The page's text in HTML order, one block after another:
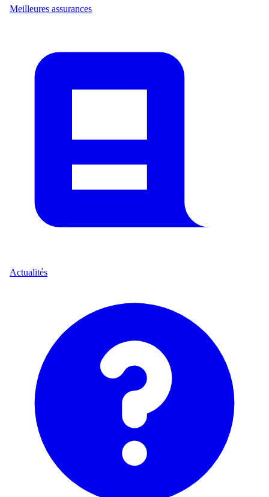
Meilleures assurances
Actualités